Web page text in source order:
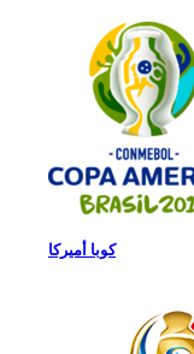
كوبا أميركا